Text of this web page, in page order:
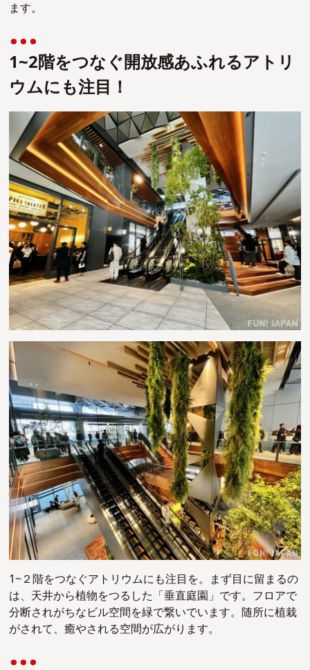
ます。
1~2階をつなぐ開放感あふれるアトリ
ウムにも注目！
1~２階をつなぐアトリウムにも注目を。まず目に留まるの
は、天井から植物をつるした「垂直庭園」です。フロアで
分断されがちなビル空間を緑で繋いでいます。随所に植栽
がされて、癒やされる空間が広がります。